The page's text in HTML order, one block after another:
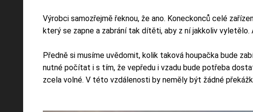
Výrobci samozřejmě řeknou, že ano. Koneckonců celé
který se zapne a zabrání tak dítěti, aby z ní jakkoliv
Předně si musíme uvědomit, kolik taková houpačka bude
nutné počítat i s tím, že vepředu i vzadu bude potřeba
zcela volné. V této vzdálenosti by neměly být žádné